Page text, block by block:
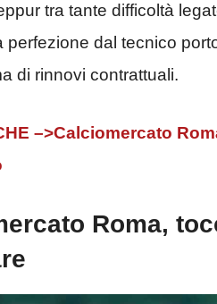
tra tante difficoltà
perfezione dal tecnico
di rinnovi contrattuali.
–>Calciomercato
Roma,